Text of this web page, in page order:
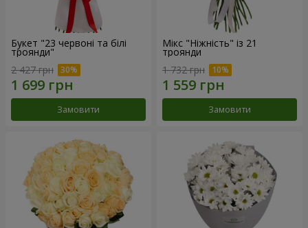
Букет "23 червоні та білі
троянди"
2 427 грн
Замовити
Мікс "Ніжність" із 21
троянди
1 732 грн
Замовити